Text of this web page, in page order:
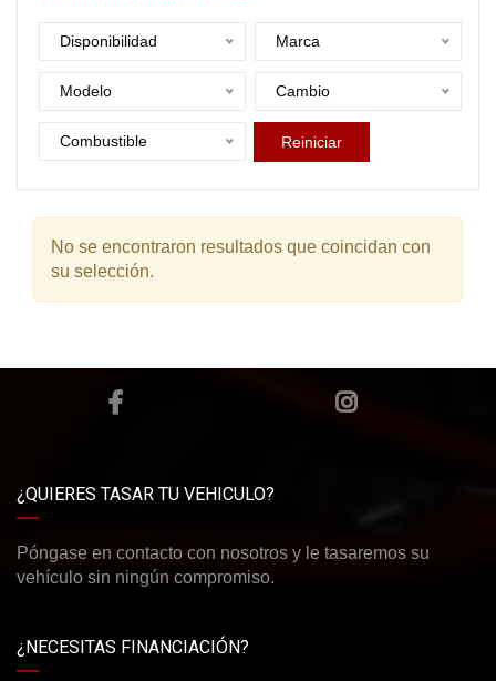
Disponibilidad Marca
Modelo Cambio
Combustible Reiniciar
No se encontraron resultados que coincidan con
su selección.
¿QUIERES TASAR TU VEHICULO?
Póngase en contacto con nosotros y le tasaremos su
vehículo sin ningún compromiso.
¿NECESITAS FINANCIACIÓN?